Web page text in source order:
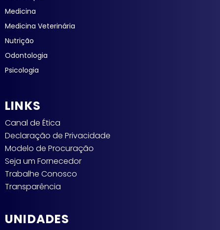
Medicina
Medicina Veterinária
Nutrição
Odontologia
Psicologia
LINKS
Canal de Ética
Declaração de Privacidade
Modelo de Procuração
Seja um Fornecedor
Trabalhe Conosco
Transparência
UNIDADES